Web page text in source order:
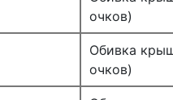
очков)
Обивка
очков)